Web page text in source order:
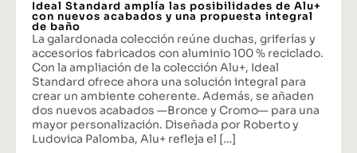
Ideal Standard amplía las posibilidades de Alu+
con nuevos acabados y una propuesta integral
de baño
La galardonada colección reúne duchas, griferías y
accesorios fabricados con aluminio 100 % reciclado.
Con la ampliación de la colección Alu+, Ideal
Standard ofrece ahora una solución integral para
crear un ambiente coherente. Además, se añaden
dos nuevos acabados —Bronce y Cromo— para una
mayor personalización. Diseñada por Roberto y
Ludovica Palomba, Alu+ refleja el […]